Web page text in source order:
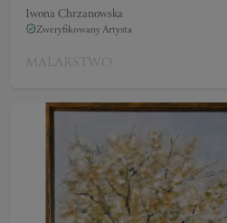
Iwona Chrzanowska
Zweryfikowany Artysta
MALARSTWO